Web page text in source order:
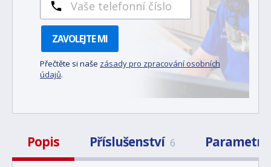
ZAVOLEJTE MI
Přečtěte si naše zásady pro zpracování osobních
údajů.
Popis Příslušenství 6 Parametry